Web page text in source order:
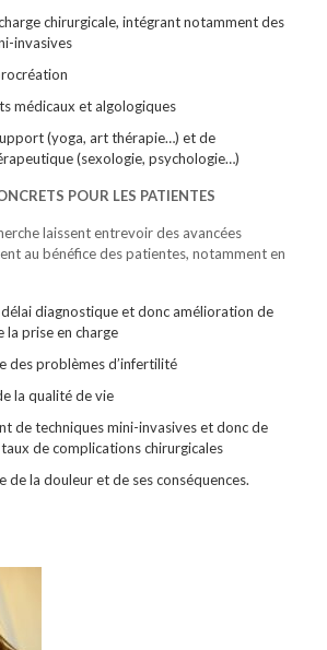
chirurgicale, intégrant notamment des
invasives
médicaux et algologiques
(yoga, art thérapie…) et de
(sexologie, psychologie…)
POUR LES PATIENTES
laissent entrevoir des avancées
au bénéfice des patientes, notamment en
diagnostique et donc amélioration de
la prise en charge
des problèmes d’infertilité
la qualité de vie
de techniques mini-invasives et donc de
de complications chirurgicales
de la douleur et de ses conséquences.